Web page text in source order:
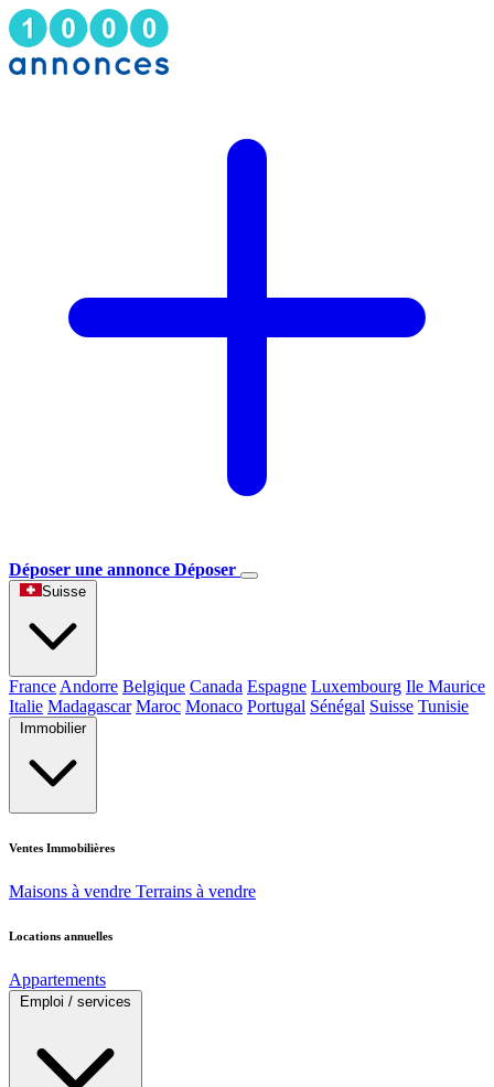
Déposer une annonce Déposer
Suisse
France Andorre Belgique Canada Espagne Luxembourg Ile Maurice
Italie Madagascar Maroc Monaco Portugal Sénégal Suisse Tunisie
Immobilier
Ventes Immobilières
Maisons à vendre Terrains à vendre
Locations annuelles
Appartements
Emploi / services